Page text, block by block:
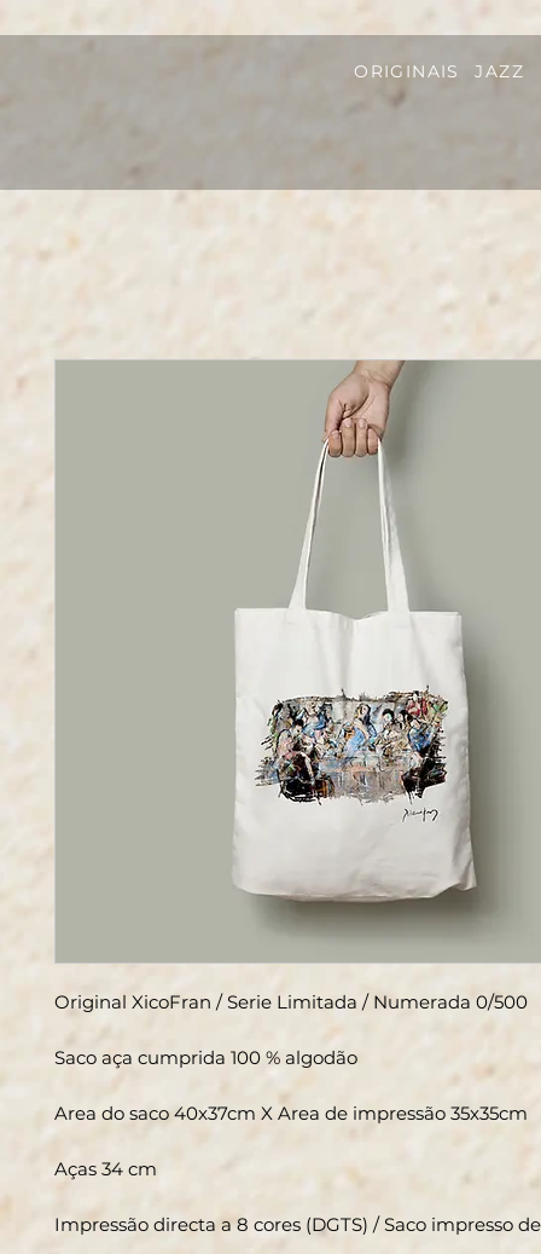
ORIGINAIS JAZZ
Original XicoFran / Serie Limitada / Numerada 0/500
Saco aça cumprida 100 % algodão
Area do saco 40x37cm X Area de impressão 35x35cm
Aças 34 cm
Impressão directa a 8 cores (DGTS) / Saco impresso